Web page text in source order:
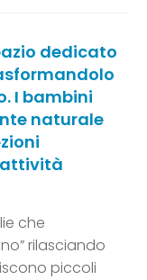
dedicato
I bambini
naturale
attività
che
rilasciando
piccoli